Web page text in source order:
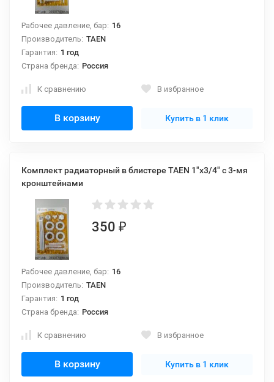
Рабочее давление, бар: 16
Производитель: TAEN
Гарантия: 1 год
Страна бренда: Россия
К сравнению В избранное
В корзину Купить в 1 клик
Комплект радиаторный в блистере TAEN 1"x3/4" с 3-мя
кронштейнами
350 ₽
Рабочее давление, бар: 16
Производитель: TAEN
Гарантия: 1 год
Страна бренда: Россия
К сравнению В избранное
В корзину Купить в 1 клик